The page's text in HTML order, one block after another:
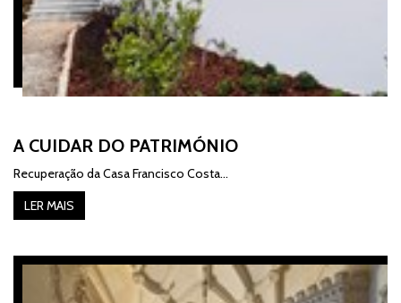
A CUIDAR DO PATRIMÓNIO
Recuperação daCasa Francisco Costa...
LER MAIS